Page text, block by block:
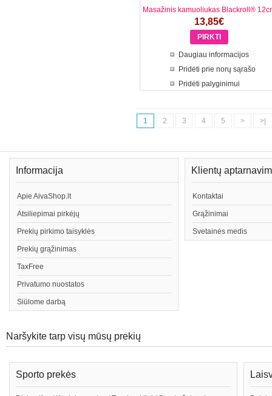
Masažinis kamuoliukas Blackroll®
13,85€
Daugiau informacijos
Pridėti prie norų sąrašo
Pridėti palyginimui
1 2 3 4 5 > >|
Informacija
Apie AivaShop.lt
Atsiliepimai pirkėjų
Prekių pirkimo taisyklės
Prekių grąžinimas
TaxFree
Privatumo nuostatos
Siūlome darbą
Klientų
Kontaktai
Grąžinimai
Svetainės medis
Naršykite tarp visų mūsų prekių
Sporto prekės